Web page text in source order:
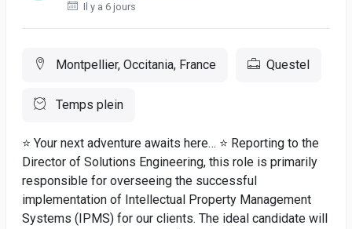
Il y a 6 jours
Montpellier, Occitania, France Questel
Temps plein
⭐ Your next adventure awaits here… ⭐ Reporting to the
Director of Solutions Engineering, this role is primarily
responsible for overseeing the successful
implementation of Intellectual Property Management
Systems (IPMS) for our clients. The ideal candidate will